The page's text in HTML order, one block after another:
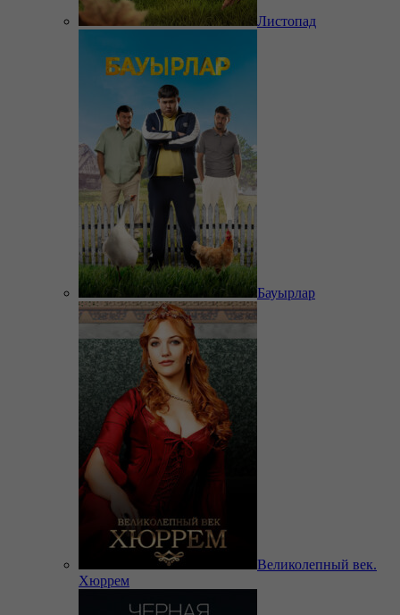
Листопад
Бауырлар
Великолепный век.
Хюррем